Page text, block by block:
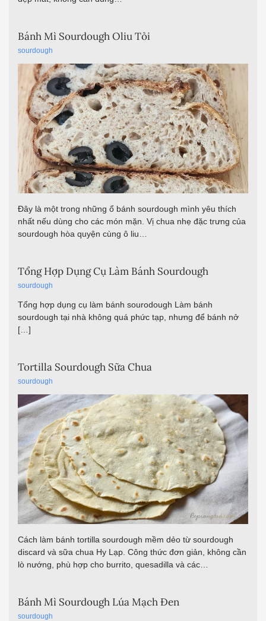
Bánh Mì Sourdough Oliu Tỏi
sourdough
Đây là một trong những ổ bánh sourdough mình yêu thích
nhất nếu dùng cho các món mặn. Vị chua nhẹ đặc trưng của
sourdough hòa quyện cùng ô liu…
Tổng Hợp Dụng Cụ Làm Bánh Sourdough
sourdough
Tổng hợp dụng cụ làm bánh sourodough Làm bánh
sourdough tại nhà không quá phức tạp, nhưng để bánh nở
[…]
Tortilla Sourdough Sữa Chua
sourdough
Cách làm bánh tortilla sourdough mềm dẻo từ sourdough
discard và sữa chua Hy Lạp. Công thức đơn giản, không cần
lò nướng, phù hợp cho burrito, quesadilla và các…
Bánh Mì Sourdough Lúa Mạch Đen
sourdough